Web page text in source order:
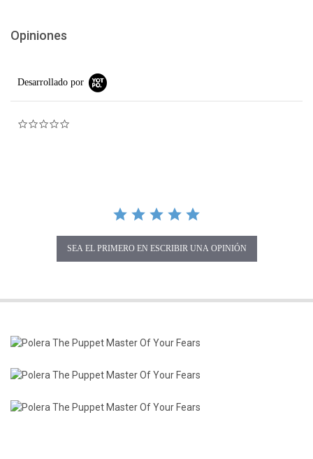
Opiniones
Desarrollado por
SEA EL PRIMERO EN ESCRIBIR UNA OPINIÓN